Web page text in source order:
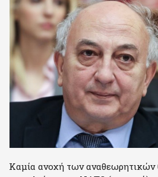
Καμία ανοχή των αναθεωρητικών